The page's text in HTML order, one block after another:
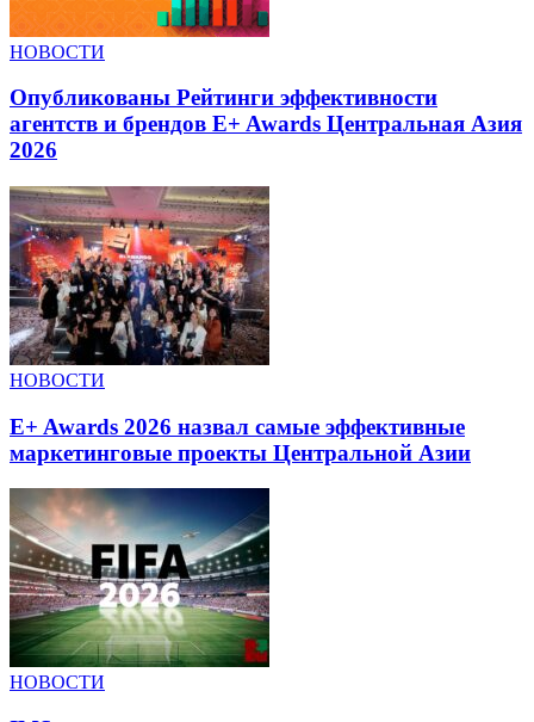
НОВОСТИ
Опубликованы Рейтинги эффективности
агентств и брендов E+ Awards Центральная Азия
2026
НОВОСТИ
E+ Awards 2026 назвал самые эффективные
маркетинговые проекты Центральной Азии
НОВОСТИ